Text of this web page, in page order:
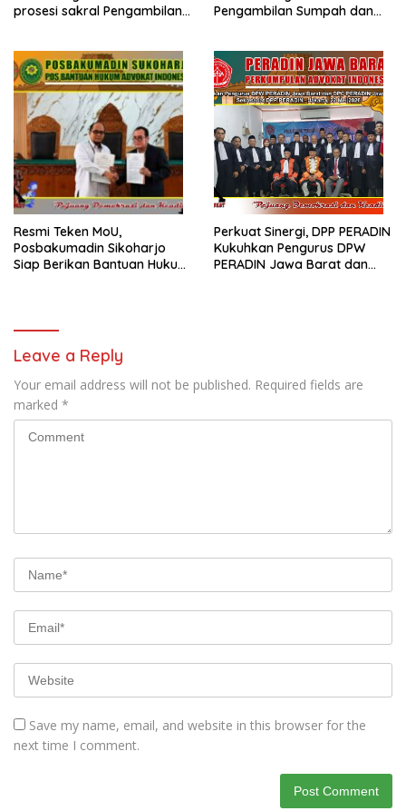
prosesi sakral Pengambilan
Pengambilan Sumpah dan
Resmi Teken MoU,
Posbakumadin Sikoharjo
Siap Berikan Bantuan Hukum
Perkuat Sinergi, DPP PERADIN
Kukuhkan Pengurus DPW
PERADIN Jawa Barat dan
Leave a Reply
Your email address will not be published. Required fields are
marked *
Save my name, email, and website in this browser for the
next time I comment.